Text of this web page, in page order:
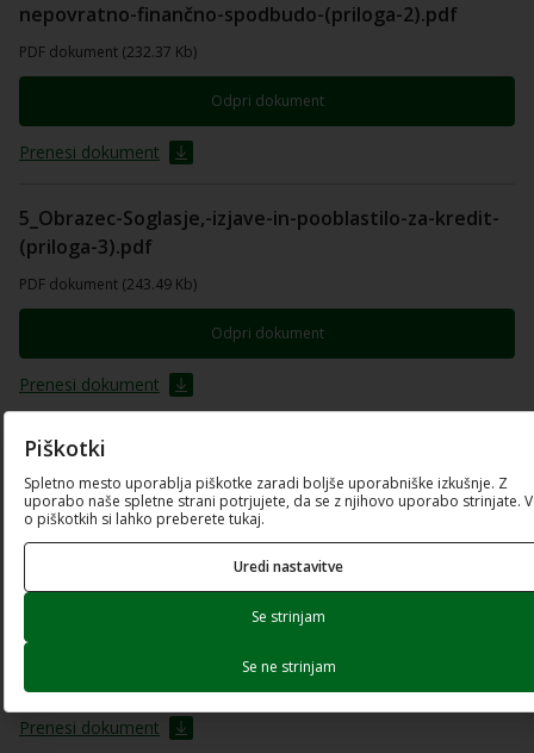
nepovratno-finančno-spodbudo-(priloga-2).pdf
PDF dokument (232.37 Kb)
Odpri dokument
Prenesi dokument
5_Obrazec-Soglasje,-izjave-in-pooblastilo-za-kredit-
(priloga-3).pdf
PDF dokument (243.49 Kb)
Odpri dokument
Prenesi dokument
6_Obrazec-De-minimis-(priloga-4).pdf
PDF dokument (136.18 Kb)
Prenesi dokument
7_Obrazec-Finančni-podatki-o-naložbi-(priloga-5).xlsx
Excel preglednica (65.88 Kb)
Prenesi dokument
Piškotki
Spletno mesto uporablja piškotke zaradi boljše uporabniške izkušnje. Z
uporabo naše spletne strani potrjujete, da se z njihovo uporabo strinjate.
o piškotkih si lahko preberete tukaj.
Uredi nastavitve
Se strinjam
Se ne strinjam